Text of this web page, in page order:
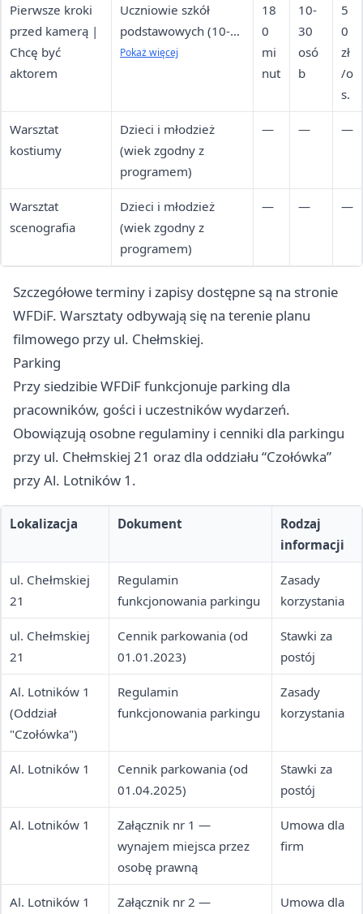
Pierwsze kroki
przed kamerą |
Chcę być
aktorem
Uczniowie szkół
podstawowych (10-14
lat) i średnich (15-19
Pokaż więcej
18
0
mi
nut
10-
30
osó
b
5
0
zł
/o
s.
Warsztat
kostiumy
Dzieci i młodzież
(wiek zgodny z
programem)
— — —
Warsztat
scenografia
Dzieci i młodzież
(wiek zgodny z
programem)
— — —
Szczegółowe terminy i zapisy dostępne są na stronie
WFDiF. Warsztaty odbywają się na terenie planu
filmowego przy ul. Chełmskiej.
Parking
Przy siedzibie WFDiF funkcjonuje parking dla
pracowników, gości i uczestników wydarzeń.
Obowiązują osobne regulaminy i cenniki dla parkingu
przy ul. Chełmskiej 21 oraz dla oddziału “Czołówka”
przy Al. Lotników 1.
Lokalizacja Dokument
Rodzaj
informacji
ul. Chełmskiej
21
Regulamin
funkcjonowania parkingu
Zasady
korzystania
ul. Chełmskiej
21
Cennik parkowania (od
01.01.2023)
Stawki za
postój
Al. Lotników 1
(Oddział
"Czołówka")
Regulamin
funkcjonowania parkingu
Zasady
korzystania
Al. Lotników 1
Cennik parkowania (od
01.04.2025)
Stawki za
postój
Al. Lotników 1
Załącznik nr 1 —
wynajem miejsca przez
osobę prawną
Umowa dla
firm
Al. Lotników 1
Załącznik nr 2 —
Umowa dla